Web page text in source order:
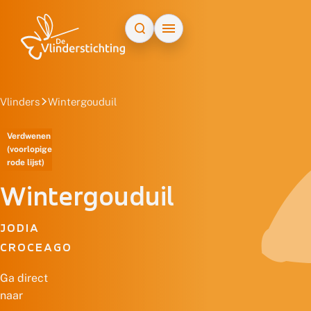
Vlinders Wintergouduil
Verdwenen
(voorlopige
rode lijst)
Wintergouduil
JODIA
CROCEAGO
Ga direct
naar